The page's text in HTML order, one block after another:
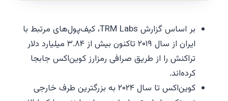
بر اساس گزارش TRM Labs، کیف‌پول‌های مرتبط با
ایران از سال ۲۰۱۹ تاکنون بیش از ۳.۸۴ میلیارد دلار
تراکنش را از طریق صرافی رمزارز کوین‌اکس جابجا
کرده‌اند.
کوین‌اکس تا سال ۲۰۲۴ به بزرگترین طرف خارجی